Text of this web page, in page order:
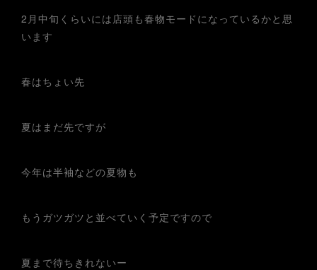
2月中旬くらいには店頭も春物モードになっているかと思
います
春はちょい先
夏はまだ先ですが
今年は半袖などの夏物も
もうガツガツと並べていく予定ですので
夏まで待ちきれないー